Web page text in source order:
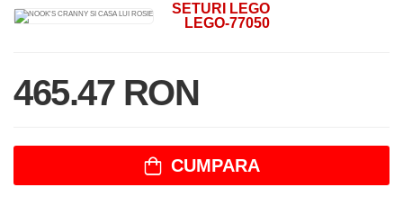
SETURI LEGO
LEGO-77050
465.47 RON
CUMPARA